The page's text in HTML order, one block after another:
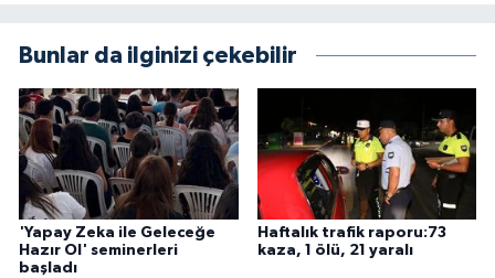
Bunlar da ilginizi çekebilir
'Yapay Zeka ile Geleceğe
Hazır Ol' seminerleri
başladı
Haftalık trafik raporu:73
kaza, 1 ölü, 21 yaralı